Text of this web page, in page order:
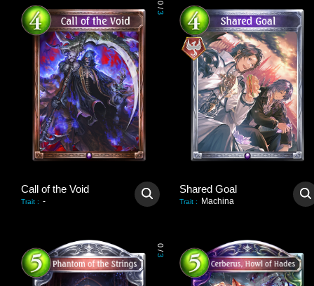
0
/
3
Call of the Void
Trait : -
Shared Goal
Trait : Machina
0
/
3